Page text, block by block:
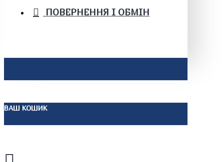
ПОВЕРНЕННЯ І ОБМІН
ВАШ КОШИК